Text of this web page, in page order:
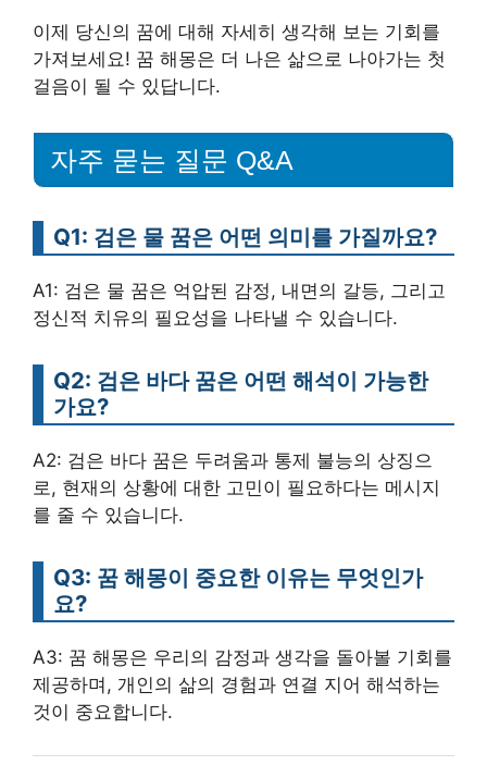
이제 당신의 꿈에 대해 자세히 생각해 보는 기회를
가져보세요! 꿈 해몽은 더 나은 삶으로 나아가는 첫
걸음이 될 수 있답니다.
자주 묻는 질문 Q&A
Q1: 검은 물 꿈은 어떤 의미를 가질까요?
A1: 검은 물 꿈은 억압된 감정, 내면의 갈등, 그리고
정신적 치유의 필요성을 나타낼 수 있습니다.
Q2: 검은 바다 꿈은 어떤 해석이 가능한
가요?
A2: 검은 바다 꿈은 두려움과 통제 불능의 상징으
로, 현재의 상황에 대한 고민이 필요하다는 메시지
를 줄 수 있습니다.
Q3: 꿈 해몽이 중요한 이유는 무엇인가
요?
A3: 꿈 해몽은 우리의 감정과 생각을 돌아볼 기회를
제공하며, 개인의 삶의 경험과 연결 지어 해석하는
것이 중요합니다.